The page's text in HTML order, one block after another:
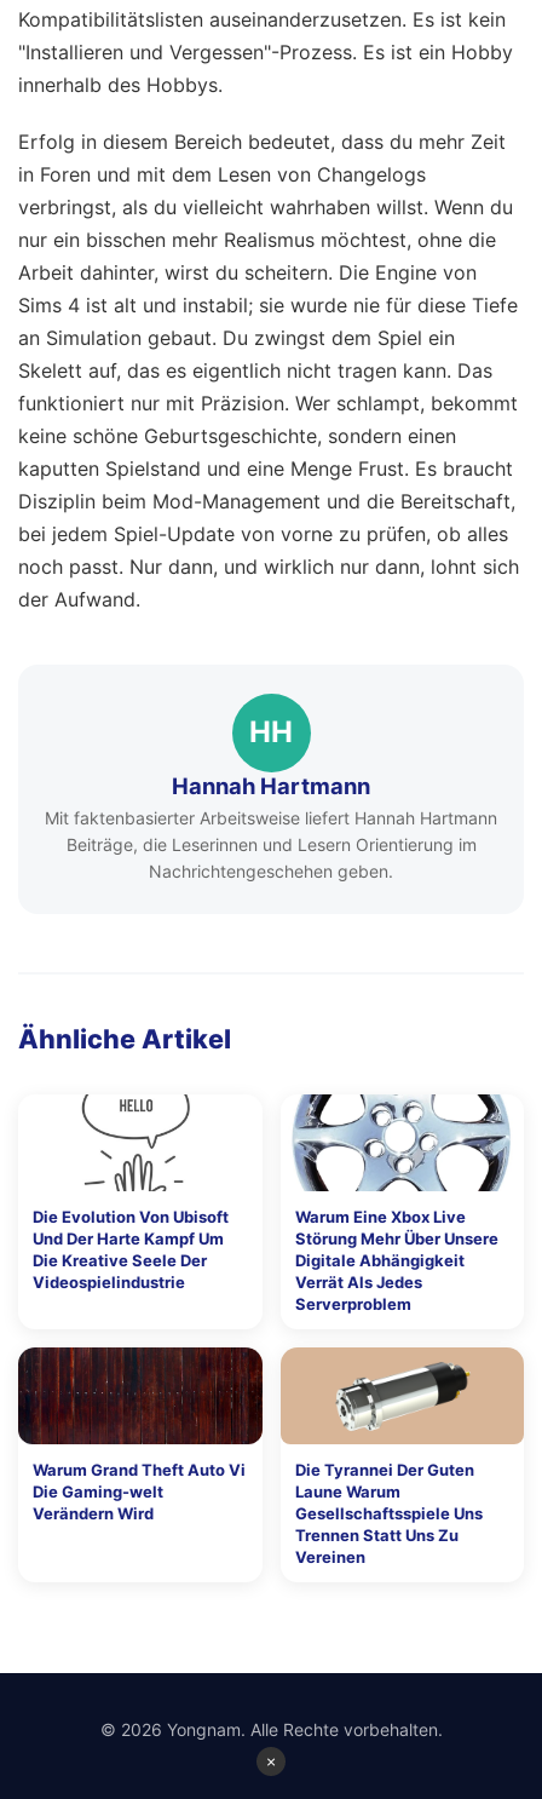
Kompatibilitätslisten auseinanderzusetzen. Es ist kein
"Installieren und Vergessen"-Prozess. Es ist ein Hobby
innerhalb des Hobbys.
Erfolg in diesem Bereich bedeutet, dass du mehr Zeit
in Foren und mit dem Lesen von Changelogs
verbringst, als du vielleicht wahrhaben willst. Wenn du
nur ein bisschen mehr Realismus möchtest, ohne die
Arbeit dahinter, wirst du scheitern. Die Engine von
Sims 4 ist alt und instabil; sie wurde nie für diese Tiefe
an Simulation gebaut. Du zwingst dem Spiel ein
Skelett auf, das es eigentlich nicht tragen kann. Das
funktioniert nur mit Präzision. Wer schlampt, bekommt
keine schöne Geburtsgeschichte, sondern einen
kaputten Spielstand und eine Menge Frust. Es braucht
Disziplin beim Mod-Management und die Bereitschaft,
bei jedem Spiel-Update von vorne zu prüfen, ob alles
noch passt. Nur dann, und wirklich nur dann, lohnt sich
der Aufwand.
HH
Hannah Hartmann
Mit faktenbasierter Arbeitsweise liefert Hannah Hartmann
Beiträge, die Leserinnen und Lesern Orientierung im
Nachrichtengeschehen geben.
Ähnliche Artikel
Die Evolution Von Ubisoft
Und Der Harte Kampf Um
Die Kreative Seele Der
Videospielindustrie
Warum Eine Xbox Live
Störung Mehr Über Unsere
Digitale Abhängigkeit
Verrät Als Jedes
Serverproblem
Warum Grand Theft Auto Vi
Die Gaming-welt
Verändern Wird
Die Tyrannei Der Guten
Laune Warum
Gesellschaftsspiele Uns
Trennen Statt Uns Zu
Vereinen
×
© 2026 Yongnam. Alle Rechte vorbehalten.